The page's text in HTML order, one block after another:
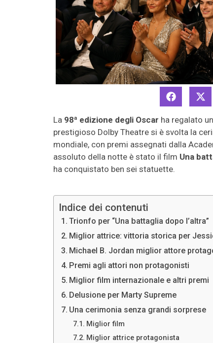
La 98ª edizione degli Oscar ha regalato
prestigioso Dolby Theatre si è svolta la
mondiale, con premi assegnati dalla
assoluto della notte è stato il film Una
ha conquistato ben sei statuette.
Indice dei contenuti
Trionfo per “Una battaglia dopo l’altra”
Miglior attrice: vittoria storica per
Michael B. Jordan miglior attore
Premi agli attori non protagonisti
Miglior film internazionale e altri premi
Delusione per Marty Supreme
Una cerimonia senza grandi sorprese
Miglior film
Miglior attrice protagonista